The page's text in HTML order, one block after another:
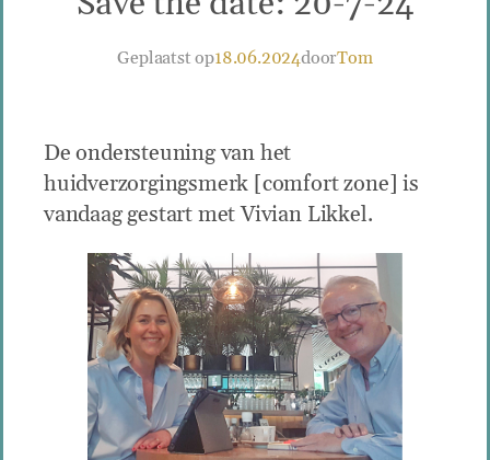
Geplaatst op18.06.2024doorTom
De ondersteuning van het
huidverzorgingsmerk [comfort zone] is
vandaag gestart met Vivian Likkel.